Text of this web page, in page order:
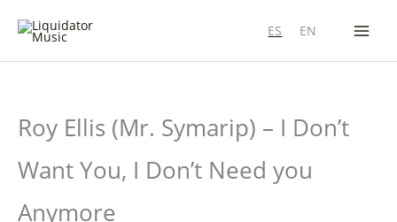
ES EN
Roy Ellis (Mr. Symarip) – I Don’t
Want You, I Don’t Need you
Anymore